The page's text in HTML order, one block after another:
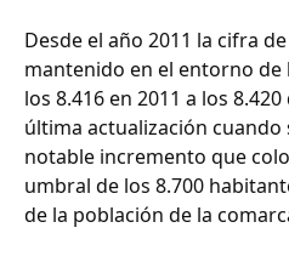
Desde el año 2011 la cifra
mantenido en el entorno de
los 8.416 en 2011 a los
última actualización cuando
notable incremento que
umbral de los 8.700
de la población de la